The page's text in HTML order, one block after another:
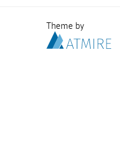
Theme by